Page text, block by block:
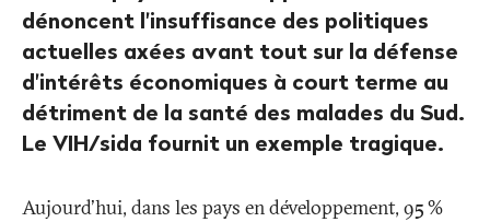
dénoncent l'insuffisance des politiques
actuelles axées avant tout sur la défense
d'intérêts économiques à court terme au
détriment de la santé des malades du Sud.
Le VIH/sida fournit un exemple tragique.
Aujourd'hui, dans les pays en développement, 95%